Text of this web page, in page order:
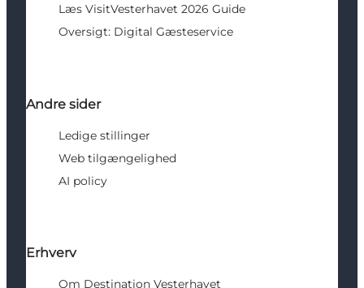
Læs VisitVesterhavet 2026 Guide
Oversigt: Digital Gæsteservice
Andre sider
Ledige stillinger
Web tilgængelighed
AI policy
Erhverv
Om Destination Vesterhavet